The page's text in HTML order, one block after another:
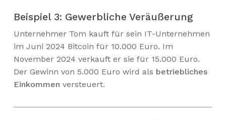
Beispiel 3: Gewerbliche Veräußerung
Unternehmer Tom kauft für sein IT-Unternehmen
im Juni 2024 Bitcoin für 10.000 Euro. Im
November 2024 verkauft er sie für 15.000 Euro.
Der Gewinn von 5.000 Euro wird als betriebliches
Einkommen versteuert.